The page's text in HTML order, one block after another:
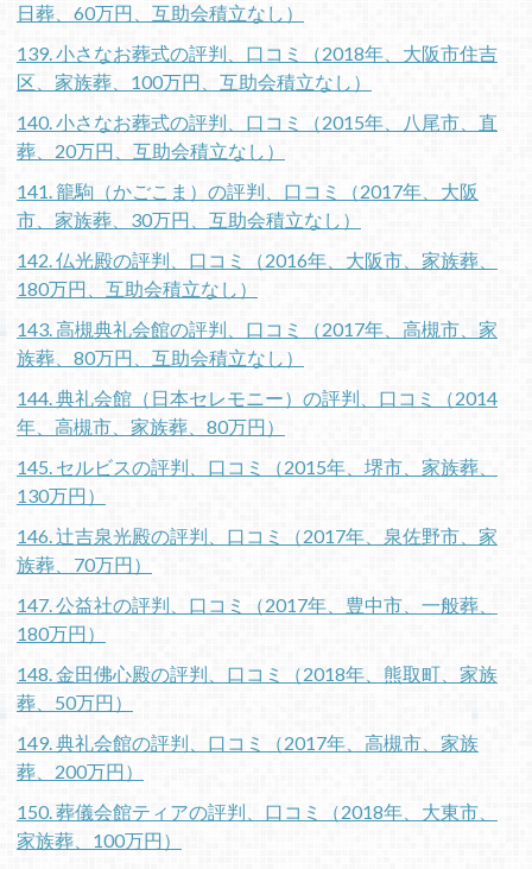
日葬、60万円、互助会積立なし）
139. 小さなお葬式の評判、口コミ（2018年、大阪市住吉
区、家族葬、100万円、互助会積立なし）
140. 小さなお葬式の評判、口コミ（2015年、八尾市、直
葬、20万円、互助会積立なし）
141. 籠駒（かごこま）の評判、口コミ（2017年、大阪
市、家族葬、30万円、互助会積立なし）
142. 仏光殿の評判、口コミ（2016年、大阪市、家族葬、
180万円、互助会積立なし）
143. 高槻典礼会館の評判、口コミ（2017年、高槻市、家
族葬、80万円、互助会積立なし）
144. 典礼会館（日本セレモニー）の評判、口コミ（2014
年、高槻市、家族葬、80万円）
145. セルビスの評判、口コミ（2015年、堺市、家族葬、
130万円）
146. 辻吉泉光殿の評判、口コミ（2017年、泉佐野市、家
族葬、70万円）
147. 公益社の評判、口コミ（2017年、豊中市、一般葬、
180万円）
148. 金田佛心殿の評判、口コミ（2018年、熊取町、家族
葬、50万円）
149. 典礼会館の評判、口コミ（2017年、高槻市、家族
葬、200万円）
150. 葬儀会館ティアの評判、口コミ（2018年、大東市、
家族葬、100万円）